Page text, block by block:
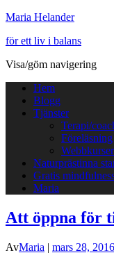
Maria Helander
för ett liv i balans
Visa/göm navigering
Hem
Blogg
Tjänster
Terapi/
Föreläsning
Webbkurser
Naturprästinna
Gratis
Maria
Att öppna för
AvMaria | mars 28, 2016